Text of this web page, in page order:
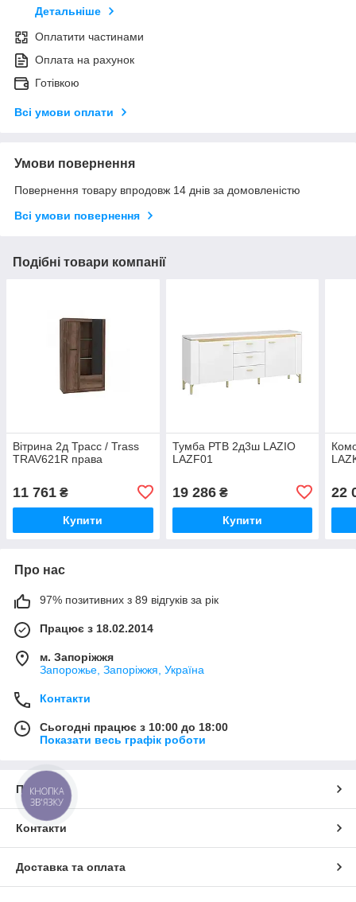
Детальніше
Оплатити частинами
Оплата на рахунок
Готівкою
Всі умови оплати
Умови повернення
Повернення товару впродовж 14 днів за домовленістю
Всі умови повернення
Подібні товари компанії
Вітрина 2д Трасс / Trass
TRAV621R права
11 761 ₴
Купити
Тумба РТВ 2д3ш LAZIO
LAZF01
19 286₴
Купити
22
Про нас
97% позитивних з 89 відгуків за рік
Працює з 18.02.2014
м. Запоріжжя
Запорожье, Запоріжжя, Україна
Контакти
Сьогодні працює з 10:00 до 18:00
Показати весь графік роботи
Про нас
Контакти
Доставка та оплата
КНОПКА
ЗВ'ЯЗКУ